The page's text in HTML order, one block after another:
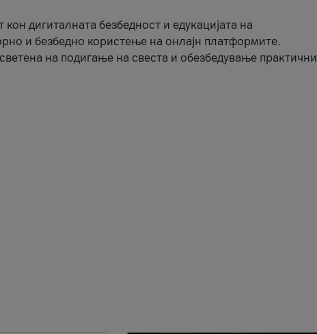
дигиталната безбедност и едукацијата на
и безбедно користење на онлајн платформите.
на подигање на свеста и обезбедување практични